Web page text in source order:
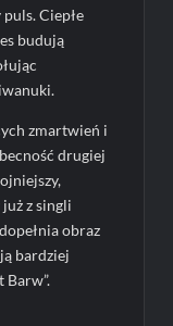
Ciepłe
budują
zmartwień i
drugiej
z singli
obraz
bardziej
Barw”.